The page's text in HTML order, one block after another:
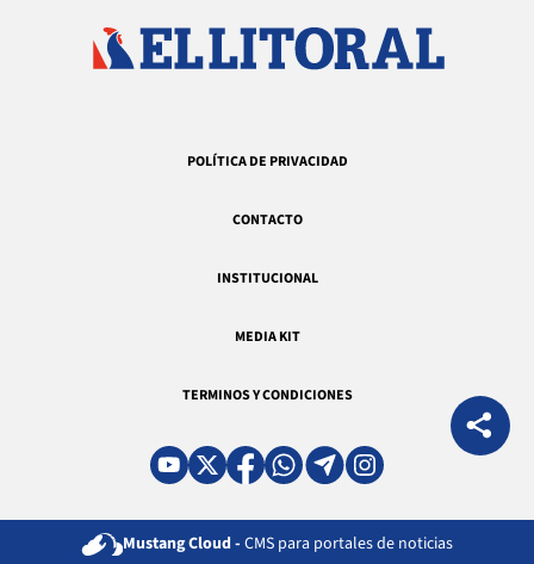
POLÍTICA DE PRIVACIDAD
CONTACTO
INSTITUCIONAL
MEDIA KIT
TERMINOS Y CONDICIONES
Mustang Cloud - CMS para portales de noticias